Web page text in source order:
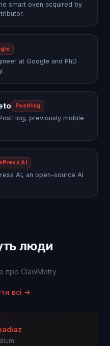
smart oven acquired by
at Google and PhD
PostHog
previously mobile
AI
AI, an open-source AI
люди
про ClawMetry
всі →